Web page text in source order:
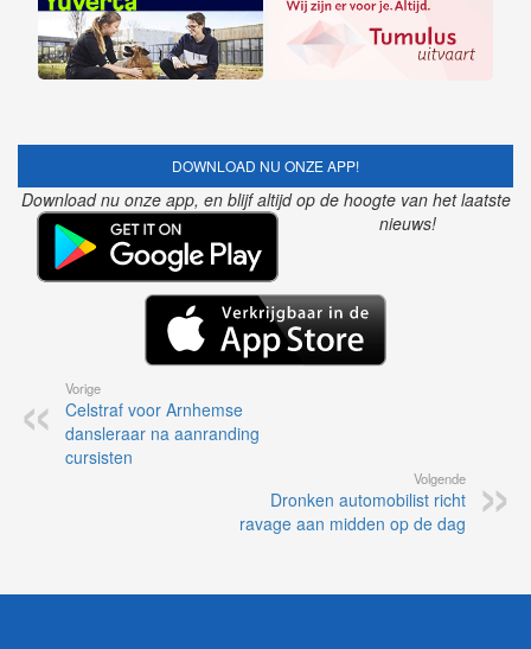
DOWNLOAD NU ONZE APP!
Download nu onze app, en blijf altijd op de hoogte van het laatste
nieuws!
Vorige
Celstraf voor Arnhemse
dansleraar na aanranding
cursisten
Volgende
Dronken automobilist richt
ravage aan midden op de dag